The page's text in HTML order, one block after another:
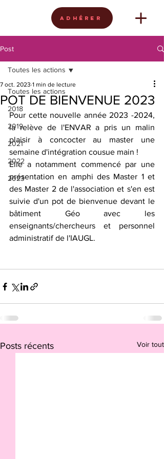
Adhérer
Post
Toutes les actions
2018
2019
2021
2022
2023
Toutes les actions
POT DE BIENVENUE 2023
7 oct. 2023 1 min de lecture
Pour cette nouvelle année 2023 -2024,
la relève de l'ENVAR a pris un malin
plaisir à concocter au master une
semaine d'intégration cousue main !
Elle a notamment commencé par une
présentation en amphi des Master 1 et
des Master 2 de l'association et s'en est
suivie d'un pot de bienvenue devant le
bâtiment Géo avec les
enseignants/chercheurs et personnel
administratif de l'IAUGL.
Posts récents Voir tout